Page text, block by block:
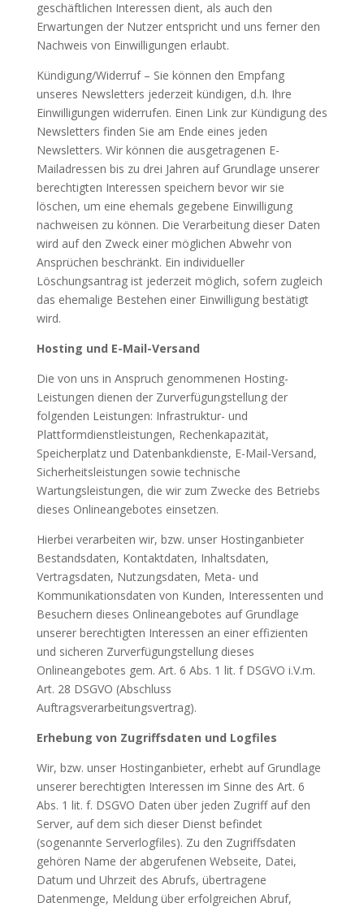
geschäftlichen Interessen dient, als auch den
Erwartungen der Nutzer entspricht und uns ferner den
Nachweis von Einwilligungen erlaubt.
Kündigung/Widerruf – Sie können den Empfang
unseres Newsletters jederzeit kündigen, d.h. Ihre
Einwilligungen widerrufen. Einen Link zur Kündigung des
Newsletters finden Sie am Ende eines jeden
Newsletters. Wir können die ausgetragenen E-
Mailadressen bis zu drei Jahren auf Grundlage unserer
berechtigten Interessen speichern bevor wir sie
löschen, um eine ehemals gegebene Einwilligung
nachweisen zu können. Die Verarbeitung dieser Daten
wird auf den Zweck einer möglichen Abwehr von
Ansprüchen beschränkt. Ein individueller
Löschungsantrag ist jederzeit möglich, sofern zugleich
das ehemalige Bestehen einer Einwilligung bestätigt
wird.
Hosting und E-Mail-Versand
Die von uns in Anspruch genommenen Hosting-
Leistungen dienen der Zurverfügungstellung der
folgenden Leistungen: Infrastruktur- und
Plattformdienstleistungen, Rechenkapazität,
Speicherplatz und Datenbankdienste, E-Mail-Versand,
Sicherheitsleistungen sowie technische
Wartungsleistungen, die wir zum Zwecke des Betriebs
dieses Onlineangebotes einsetzen.
Hierbei verarbeiten wir, bzw. unser Hostinganbieter
Bestandsdaten, Kontaktdaten, Inhaltsdaten,
Vertragsdaten, Nutzungsdaten, Meta- und
Kommunikationsdaten von Kunden, Interessenten und
Besuchern dieses Onlineangebotes auf Grundlage
unserer berechtigten Interessen an einer effizienten
und sicheren Zurverfügungstellung dieses
Onlineangebotes gem. Art. 6 Abs. 1 lit. f DSGVO i.V.m.
Art. 28 DSGVO (Abschluss
Auftragsverarbeitungsvertrag).
Erhebung von Zugriffsdaten und Logfiles
Wir, bzw. unser Hostinganbieter, erhebt auf Grundlage
unserer berechtigten Interessen im Sinne des Art. 6
Abs. 1 lit. f. DSGVO Daten über jeden Zugriff auf den
Server, auf dem sich dieser Dienst befindet
(sogenannte Serverlogfiles). Zu den Zugriffsdaten
gehören Name der abgerufenen Webseite, Datei,
Datum und Uhrzeit des Abrufs, übertragene
Datenmenge, Meldung über erfolgreichen Abruf,